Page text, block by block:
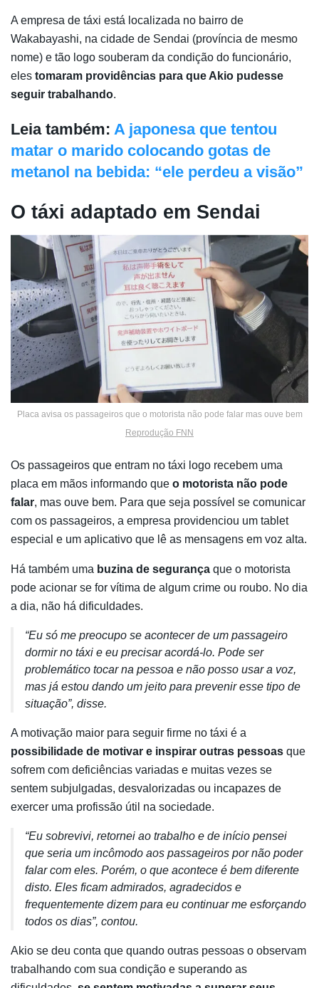
A empresa de táxi está localizada no bairro de
Wakabayashi, na cidade de Sendai (província de mesmo
nome) e tão logo souberam da condição do funcionário,
eles tomaram providências para que Akio pudesse
seguir trabalhando.
Leia também: A japonesa que tentou
matar o marido colocando gotas de
metanol na bebida: “ele perdeu a visão”
O táxi adaptado em Sendai
Placa avisa os passageiros que o motorista não pode falar mas ouve bem
Reprodução FNN
Os passageiros que entram no táxi logo recebem uma
placa em mãos informando que o motorista não pode
falar, mas ouve bem. Para que seja possível se comunicar
com os passageiros, a empresa providenciou um tablet
especial e um aplicativo que lê as mensagens em voz alta.
Há também uma buzina de segurança que o motorista
pode acionar se for vítima de algum crime ou roubo. No dia
a dia, não há dificuldades.
“Eu só me preocupo se acontecer de um passageiro
dormir no táxi e eu precisar acordá-lo. Pode ser
problemático tocar na pessoa e não posso usar a voz,
mas já estou dando um jeito para prevenir esse tipo de
situação”, disse.
A motivação maior para seguir firme no táxi é a
possibilidade de motivar e inspirar outras pessoas que
sofrem com deficiências variadas e muitas vezes se
sentem subjulgadas, desvalorizadas ou incapazes de
exercer uma profissão útil na sociedade.
“Eu sobrevivi, retornei ao trabalho e de início pensei
que seria um incômodo aos passageiros por não poder
falar com eles. Porém, o que acontece é bem diferente
disto. Eles ficam admirados, agradecidos e
frequentemente dizem para eu continuar me esforçando
todos os dias”, contou.
Akio se deu conta que quando outras pessoas o observam
trabalhando com sua condição e superando as